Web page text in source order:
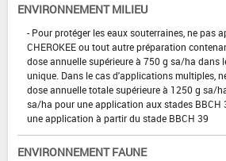
ENVIRONNEMENT MILIEU
- Pour protéger les eaux souterraines, ne pas
CHEROKEE ou tout autre préparation
dose annuelle supérieure à 750 g sa/ha dans
unique. Dans le cas d'applications multiples,
dose annuelle totale supérieure à 1250 g sa/
sa/ha pour une application aux stades BBCH
une application à partir du stade BBCH 39
ENVIRONNEMENT FAUNE